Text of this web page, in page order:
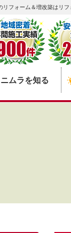
フォーム＆増改築はリフ
ニムラを知る